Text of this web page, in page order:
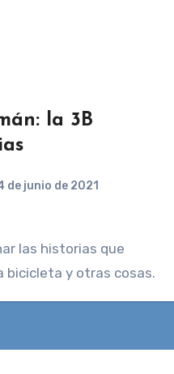
la 3B
de junio de 2021
las historias que
bicicleta y otras cosas.